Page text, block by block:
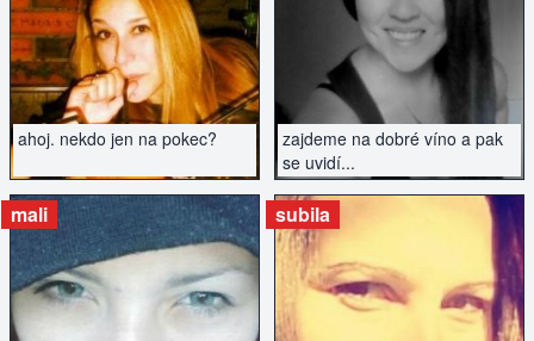
ahoj. nekdo jen na pokec?
ZOBRAZIT INZERÁT
zajdeme na dobré víno a pak
se uvidí...
ZOBRAZIT INZERÁT
mali
ZOBRAZIT INZERÁT
subila
ZOBRAZIT INZERÁT